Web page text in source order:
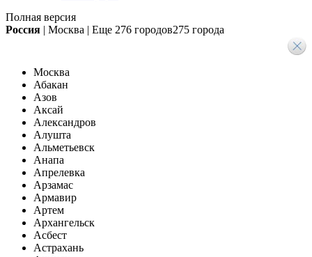
Полная версия
Россия | Москва | Еще 276 городов275 города
Москва
Абакан
Азов
Аксай
Александров
Алушта
Альметьевск
Анапа
Апрелевка
Арзамас
Армавир
Артем
Архангельск
Асбест
Астрахань